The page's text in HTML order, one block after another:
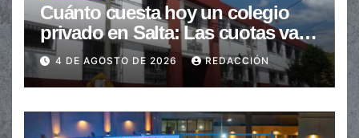
Cuánto cuesta hoy un colegio
privado en Salta: Las cuotas van
de $110.000 a más de $600.000
4 DE AGOSTO DE 2026 REDACCIÓN